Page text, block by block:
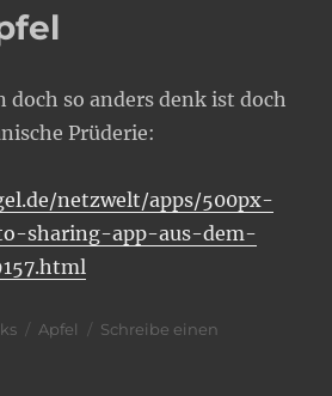
doch so anders denk ist doch
Prüderie:
netzwelt/apps/500px-
sharing-app-aus-dem-
Schlagwörter
Apfel
Schreibe einen